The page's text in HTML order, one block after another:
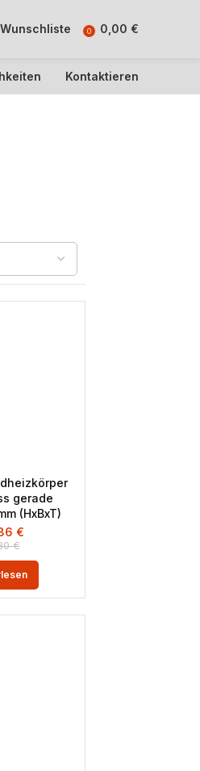
Wunschliste 0 0,00 €
Kontaktieren
gerade
(HxBxT)
€
€